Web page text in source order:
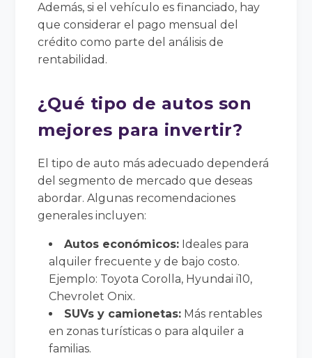
Además, si el vehículo es financiado, hay
que considerar el pago mensual del
crédito como parte del análisis de
rentabilidad.
¿Qué tipo de autos son
mejores para invertir?
El tipo de auto más adecuado dependerá
del segmento de mercado que deseas
abordar. Algunas recomendaciones
generales incluyen:
Autos económicos: Ideales para
alquiler frecuente y de bajo costo.
Ejemplo: Toyota Corolla, Hyundai i10,
Chevrolet Onix.
SUVs y camionetas: Más rentables
en zonas turísticas o para alquiler a
familias.